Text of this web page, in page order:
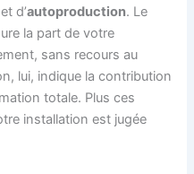
et d’autoproduction. Le
la part de votre
sans recours au
lui, indique la contribution
totale. Plus ces
installation est jugée